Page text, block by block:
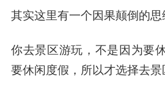
其实这里有一个因果颠倒的思
你去景区游玩，不是因为要
要休闲度假，所以才选择去景